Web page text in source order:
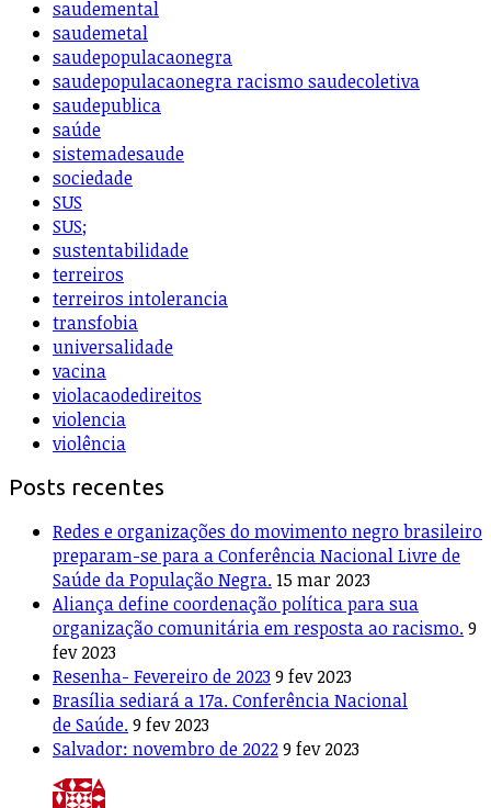
saudemental
saudemetal
saudepopulacaonegra
saudepopulacaonegra racismo saudecoletiva
saudepublica
saúde
sistemadesaude
sociedade
SUS
SUS;
sustentabilidade
terreiros
terreiros intolerancia
transfobia
universalidade
vacina
violacaodedireitos
violencia
violência
Posts recentes
Redes e organizações do movimento negro brasileiro
preparam-se para a Conferência Nacional Livre de
Saúde da População Negra.15 mar 2023
Aliança define coordenação política para sua
organização comunitária em resposta ao racismo.9
fev 2023
Resenha- Fevereiro de 2023 9 fev 2023
Brasília sediará a 17a. Conferência Nacional
de Saúde.9 fev 2023
Salvador: novembro de 20229 fev 2023